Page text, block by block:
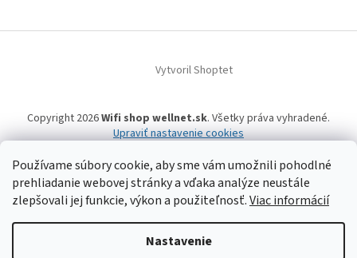
Používame súbory cookie, aby sme vám umožnili pohodlné
prehliadanie webovej stránky a vďaka analýze neustále
zlepšovali jej funkcie, výkon a použiteľnosť.Viac informácií
Nastavenie
Vytvoril Shoptet
Copyright 2026Wifi shop wellnet.sk. Všetky práva vyhradené.
Upraviť nastavenie cookies
Wifi shop wellnet.sk prevádzkuje spoločnosť WELLNET, s.r.o.,IČO: 36484610,
OR OS: Prešov odd. Sro 14019/P, IČ DPH: SK2020015206 | Tel:+421 905 269 141
| WhatsApp, Signal, Telegram: +421 905 269 141 | Informácie o produktoch a
a ich dostupnosti, tu uvádzané, pochádzajú od tretích strán, mohli
vzniknúť automatizovaným strojovým prekladom a neprešli jazykovou
úpravou. Spoločnosť WELLNET, s.r.o. preto nemôže niesť zodpovednosť za ich